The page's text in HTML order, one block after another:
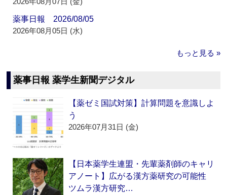
薬事日報 2026/08/05
2026年08月05日 (水)
もっと見る »
薬事日報 薬学生新聞デジタル
【薬ゼミ国試対策】計算問題を意識しよ
う
2026年07月31日 (金)
【日本薬学生連盟・先輩薬剤師のキャリ
アノート】広がる漢方薬研究の可能性
ツムラ漢方研究…